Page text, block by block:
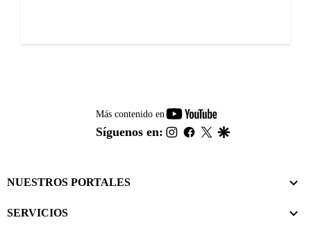
Más contenido en
youtube-
footer
Síguenos en: instagram
facebook
twitter
NUESTROS PORTALES
SERVICIOS